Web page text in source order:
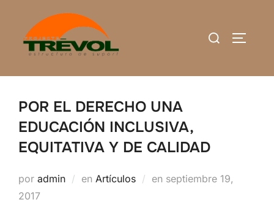
contenido
Buscar:
POR EL DERECHO UNA
EDUCACIÓN INCLUSIVA,
EQUITATIVA Y DE CALIDAD
por admin en Artículos en Publicado
septiembre 19,
2017